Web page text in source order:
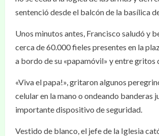
sentenció desde el balcón de la basílica
Unos minutos antes, Francisco saludó y
cerca de 60.000 fieles presentes en la
a bordo de su «papamóvil» y entre gritos
«Viva el papa!», gritaron algunos
celular en la mano o ondeando banderas
importante dispositivo de seguridad.
Vestido de blanco, el jefe de la Iglesia